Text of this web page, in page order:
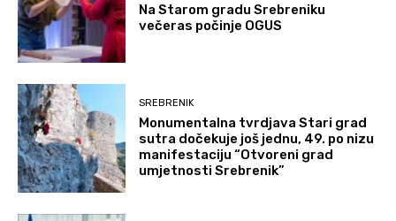
Na Starom gradu Srebreniku
večeras počinje OGUS
SREBRENIK
Monumentalna tvrdjava Stari grad
sutra dočekuje još jednu, 49. po nizu
manifestaciju “Otvoreni grad
umjetnosti Srebrenik”